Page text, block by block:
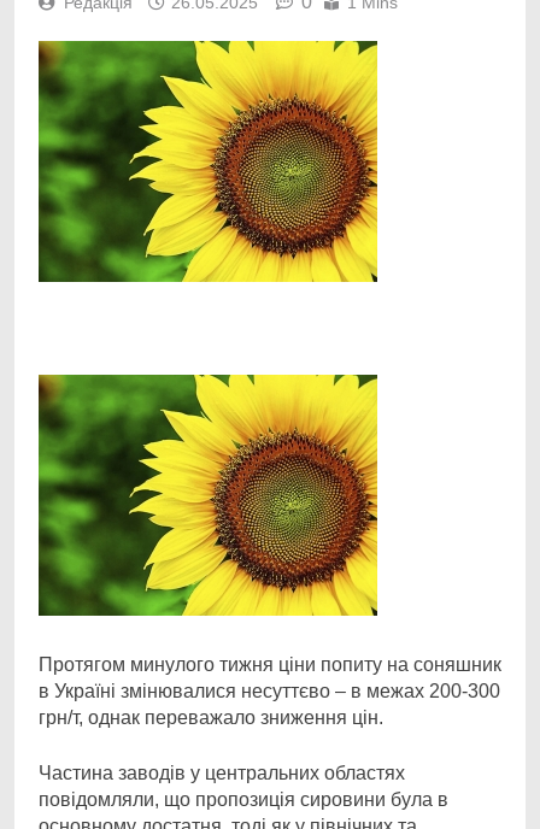
Link
Протягом минулого тижня ціни попиту на соняшник
в Україні змінювалися несуттєво – в межах 200-300
грн/т, однак переважало зниження цін.
Частина заводів у центральних областях
повідомляли, що пропозиція сировини була в